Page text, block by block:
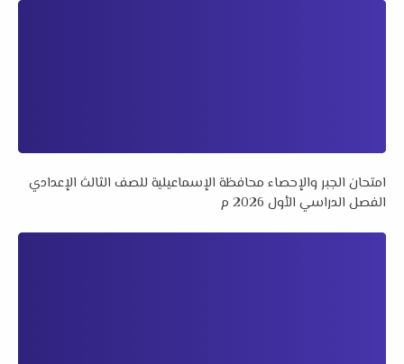
امتحان الجبر والإحصاء محافظة الإسماعيلية للصف الثالث الإعدادي
الفصل الدراسي الأول 2026 م